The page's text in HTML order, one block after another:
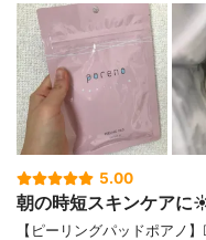
5.00
朝の時短スキンケアに
【ピーリングパッドポアノ